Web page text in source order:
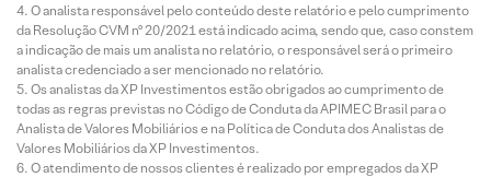
O analista responsável pelo conteúdo deste relatório e pelo cumprimento
da Resolução CVM nº 20/2021 está indicado acima, sendo que, caso constem
a indicação de mais um analista no relatório, o responsável será o primeiro
analista credenciado a ser mencionado no relatório.
Os analistas da XP Investimentos estão obrigados ao cumprimento de
todas as regras previstas no Código de Conduta da APIMEC Brasil para o
Analista de Valores Mobiliários e na Política de Conduta dos Analistas de
Valores Mobiliários da XP Investimentos.
O atendimento de nossos clientes é realizado por empregados da XP